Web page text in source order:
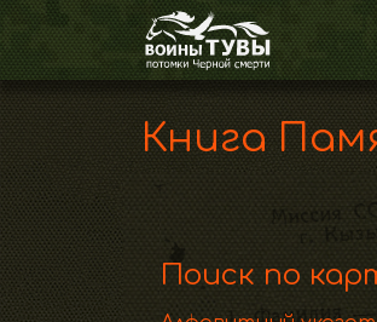
Книга
Поиск по